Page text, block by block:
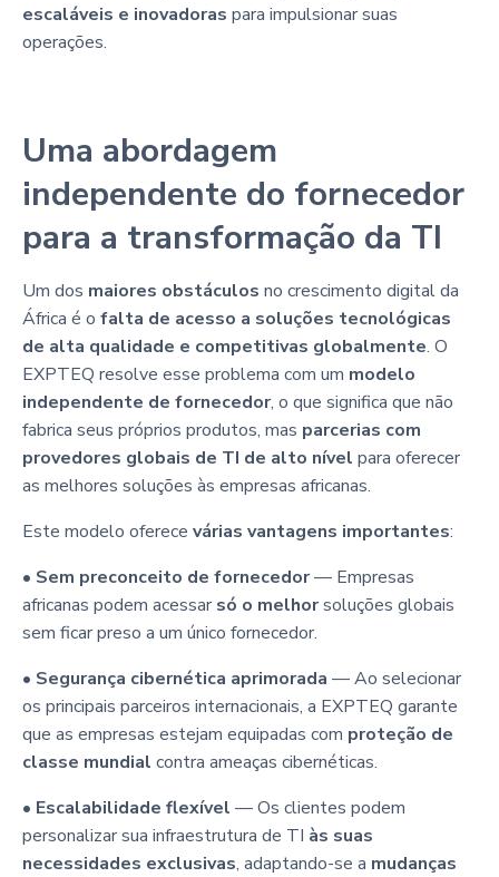
escaláveis e inovadoras para impulsionar suas
operações.
Uma abordagem
independente do fornecedor
para a transformação da TI
Um dos maiores obstáculos no crescimento digital da
África é o falta de acesso a soluções tecnológicas
de alta qualidade e competitivas globalmente. O
EXPTEQ resolve esse problema com um modelo
independente de fornecedor, o que significa que não
fabrica seus próprios produtos, mas parcerias com
provedores globais de TI de alto nível para oferecer
as melhores soluções às empresas africanas.
Este modelo oferece várias vantagens importantes:
• Sem preconceito de fornecedor— Empresas
africanas podem acessar só o melhorsoluções globais
sem ficar preso a um único fornecedor.
• Segurança cibernética aprimorada — Ao selecionar
os principais parceiros internacionais, a EXPTEQ garante
que as empresas estejam equipadas com proteção de
classe mundial contra ameaças cibernéticas.
• Escalabilidade flexível — Os clientes podem
personalizar sua infraestrutura de TI às suas
necessidades exclusivas, adaptando-se a mudanças